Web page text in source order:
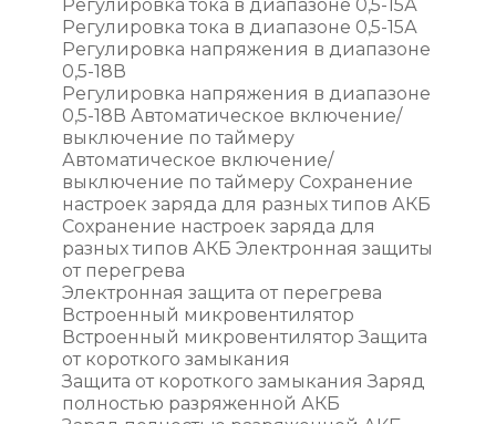
Регулировка тока в диапазоне 0,5-15А
Регулировка тока в диапазоне 0,5-15А
Регулировка напряжения в диапазоне
0,5-18В
Регулировка напряжения в диапазоне
0,5-18В Автоматическое включение/
выключение по таймеру
Автоматическое включение/
выключение по таймеру Сохранение
настроек заряда для разных типов АКБ
Сохранение настроек заряда для
разных типов АКБ Электронная защиты
от перегрева
Электронная защита от перегрева
Встроенный микровентилятор
Встроенный микровентилятор Защита
от короткого замыкания
Защита от короткого замыкания Заряд
полностью разряженной АКБ